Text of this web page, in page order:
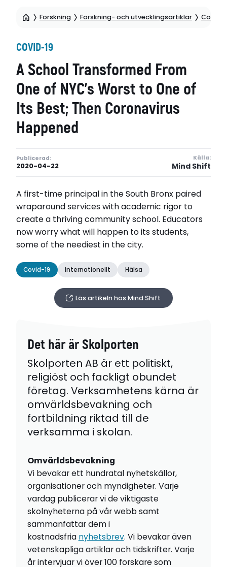
Forskning Forskning- och utvecklingsartiklar Covid-
COVID-19
A School Transformed From
One of NYC’s Worst to One of
Its Best; Then Coronavirus
Happened
Publicerad:
2020-04-22
Källa:
Mind Shift
A first-time principal in the South Bronx paired
wraparound services with academic rigor to
create a thriving community school. Educators
now worry what will happen to its students,
some of the neediest in the city.
Covid-19 Internationellt Hälsa
Läs artikeln hos Mind Shift
Det här är Skolporten
Skolporten AB är ett politiskt,
religiöst och fackligt obundet
företag. Verksamhetens kärna är
omvärldsbevakning och
fortbildning riktad till de
verksamma i skolan.
Omvärldsbevakning
Vi bevakar ett hundratal nyhetskällor,
organisationer och myndigheter. Varje
vardag publicerar vi de viktigaste
skolnyheterna på vår webb samt
sammanfattar dem i
kostnadsfria nyhetsbrev. Vi bevakar även
vetenskapliga artiklar och tidskrifter. Varje
år intervjuar vi över 100 forskare som